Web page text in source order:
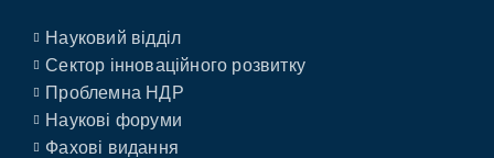
Науковий відділ
Сектор інноваційного розвитку
Проблемна НДР
Наукові форуми
Фахові видання